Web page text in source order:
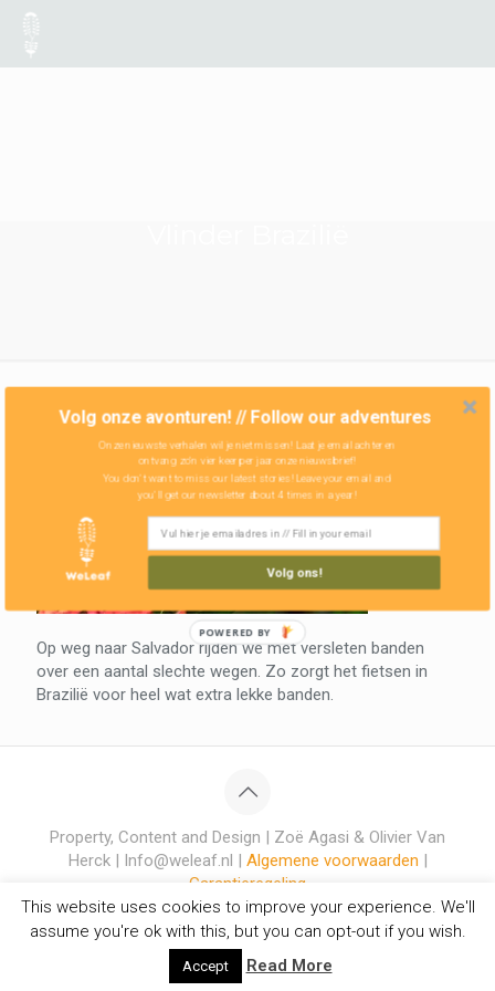
Op weg naar Salvador rijden we met versleten banden
over een aantal slechte wegen. Zo zorgt het fietsen in
Brazilië voor heel wat extra lekke banden.
Property, Content and Design | Zoë Agasi & Olivier Van
Herck | Info@weleaf.nl | Algemene voorwaarden |
Garantieregeling
This website uses cookies to improve your experience. We'll
assume you're ok with this, but you can opt-out if you wish.
Accept Read More
Volg onze avonturen! // Follow our adventures
Onze nieuwste verhalen wil je niet missen! Laat je email achter en
ontvang zo'n vier keer per jaar onze nieuwsbrief!
Volg ons!
You don't want to miss our latest stories! Leave your email and
you'll get our newsletter about 4 times in a year!
POWERED BY